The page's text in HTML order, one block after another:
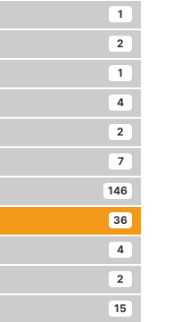
1
2
1
4
2
7
146
36
4
2
15